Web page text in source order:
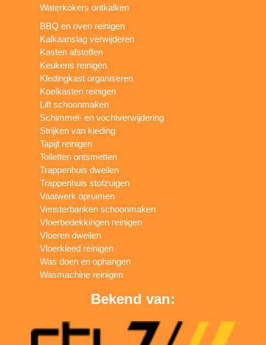
Waterkokers ontkalken
BBQ en oven reinigen
Kalkaanslag verwijderen
Kasten afstoffen
Keukens reinigen
Kledingkast organiseren
Koelkasten reinigen
Lift schoonmaken
Schimmel- en vochtverwijdering
Strijken van kleding
Tapijt reinigen
Toiletten ontsmetten
Trappenhuis dweilen
Trappenhuis stofzuigen
Vaatwerk opruimen
Vensterbanken schoonmaken
Vloerbedekkingen reinigen
Vloeren dweilen
Vloerkleed reinigen
Was doen en ophangen
Wasmachine reinigen
Bekend van: